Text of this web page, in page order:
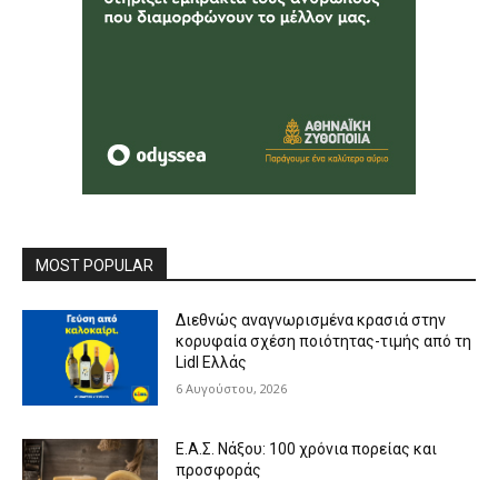
MOST POPULAR
Διεθνώς αναγνωρισμένα κρασιά στην
κορυφαία σχέση ποιότητας-τιμής από τη
Lidl Ελλάς
6 Αυγούστου, 2026
Ε.Α.Σ. Νάξου: 100 χρόνια πορείας και
προσφοράς